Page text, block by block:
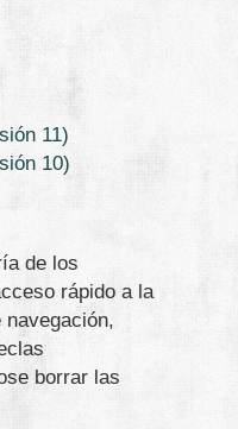
11)
10)
de los
rápido a la
borrar las